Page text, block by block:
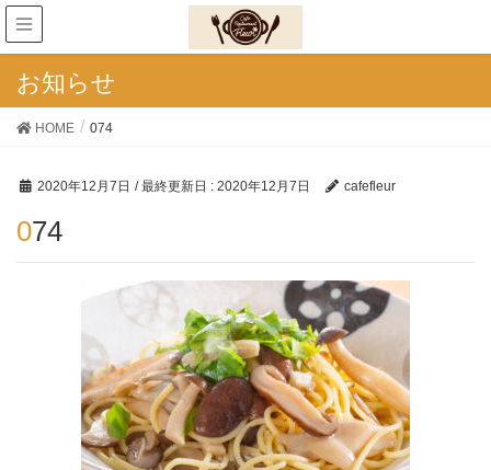
お知らせ
HOME 074
2020年12月7日 / 最終更新日 : 2020年12月7日 cafefleur
074